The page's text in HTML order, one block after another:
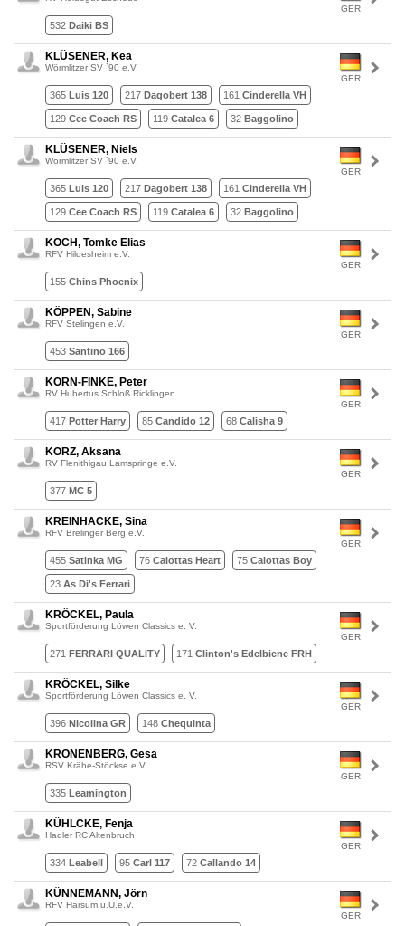
GER
532 Daiki BS
GER
KLÜSENER, Kea
Wörmlitzer SV `90 e.V.
365 Luis 120 217 Dagobert 138 161 Cinderella VH
129 Cee Coach RS 119 Catalea 6 32 Baggolino
GER
KLÜSENER, Niels
Wörmlitzer SV `90 e.V.
365 Luis 120 217 Dagobert 138 161 Cinderella VH
129 Cee Coach RS 119 Catalea 6 32 Baggolino
GER
KOCH, Tomke Elias
RFV Hildesheim e.V.
155 Chins Phoenix
GER
KÖPPEN, Sabine
RFV Stelingen e.V.
453 Santino 166
GER
KORN-FINKE, Peter
RV Hubertus Schloß Ricklingen
417 Potter Harry 85 Candido 12 68 Calisha 9
GER
KORZ, Aksana
RV Flenithigau Lamspringe e.V.
377 MC 5
GER
KREINHACKE, Sina
RFV Brelinger Berg e.V.
455 Satinka MG 76 Calottas Heart 75 Calottas Boy
23 As Di's Ferrari
GER
KRÖCKEL, Paula
Sportförderung Löwen Classics e. V.
271 FERRARI QUALITY 171 Clinton's Edelbiene FRH
GER
KRÖCKEL, Silke
Sportförderung Löwen Classics e. V.
396 Nicolina GR 148 Chequinta
GER
KRONENBERG, Gesa
RSV Krähe-Stöckse e.V.
335 Leamington
GER
KÜHLCKE, Fenja
Hadler RC Altenbruch
334 Leabell 95 Carl 117 72 Callando 14
GER
KÜNNEMANN, Jörn
RFV Harsum u.U.e.V.